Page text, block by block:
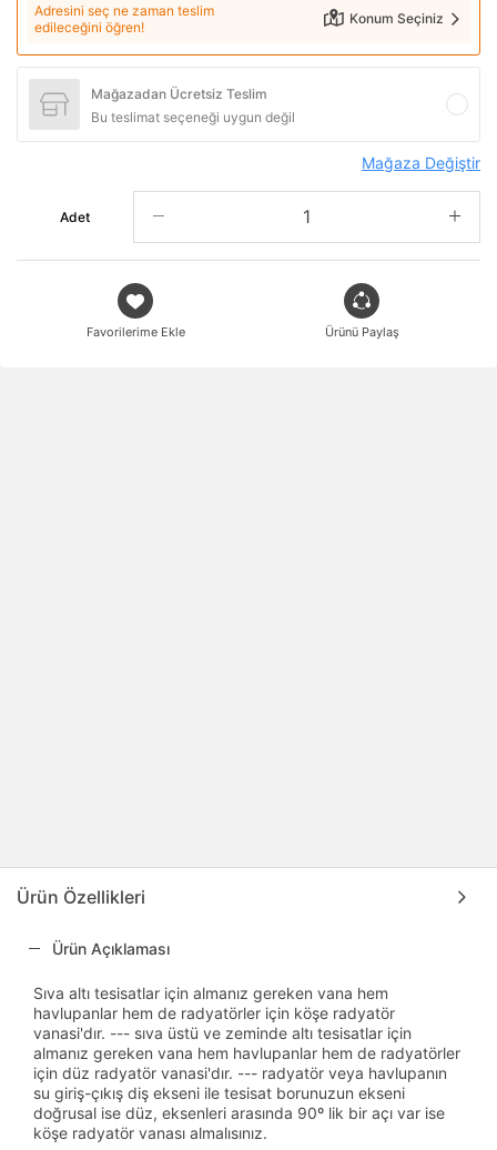
Adresini seç ne zaman teslim
edileceğini öğren!
Konum Seçiniz
Mağazadan Ücretsiz Teslim
Bu teslimat seçeneği uygun değil
Mağaza Değiştir
Adet
Favorilerime Ekle Ürünü Paylaş
Ürün Özellikleri
Ürün Açıklaması
Sıva altı tesisatlar için almanız gereken vana hem
havlupanlar hem de radyatörler için köşe radyatör
vanasi'dır. --- sıva üstü ve zeminde altı tesisatlar için
almanız gereken vana hem havlupanlar hem de radyatörler
için düz radyatör vanasi'dır. --- radyatör veya havlupanın
su giriş-çıkış diş ekseni ile tesisat borunuzun ekseni
doğrusal ise düz, eksenleri arasında 90º lik bir açı var ise
köşe radyatör vanası almalısınız.